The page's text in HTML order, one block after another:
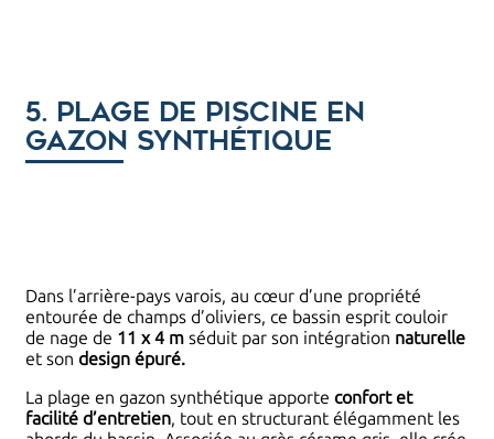
5. Plage de piscine en
gazon synthétique
Dans l’arrière-pays varois, au cœur d’une propriété
entourée de champs d’oliviers, ce bassin esprit couloir
de nage de 11 x 4 m séduit par son intégration naturelle
et son design épuré.
La plage en gazon synthétique apporte confort et
facilité d’entretien, tout en structurant élégamment les